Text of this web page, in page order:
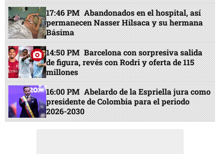
17:46 PM Abandonados en el hospital, así
permanecen Nasser Hilsaca y su hermana
Básima
14:50 PM Barcelona con sorpresiva salida
de figura, revés con Rodri y oferta de 115
millones
16:00 PM Abelardo de la Espriella jura como
presidente de Colombia para el periodo
2026-2030